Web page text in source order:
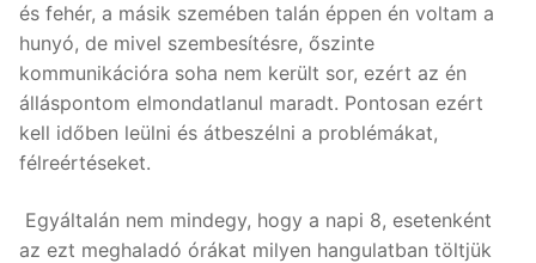
és fehér, a másik szemében talán éppen én voltam a
hunyó, de mivel szembesítésre, őszinte
kommunikációra soha nem került sor, ezért az én
álláspontom elmondatlanul maradt. Pontosan ezért
kell időben leülni és átbeszélni a problémákat,
félreértéseket.
Egyáltalán nem mindegy, hogy a napi 8, esetenként
az ezt meghaladó órákat milyen hangulatban töltjük